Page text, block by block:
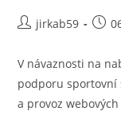
jirkab59
V návaznosti na
podporu
a provoz